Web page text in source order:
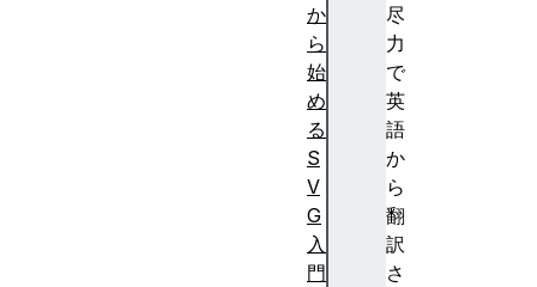
尽
力
で
英
語
か
ら
翻
訳
さ
か
ら
始
め
る
S
V
G
入
門